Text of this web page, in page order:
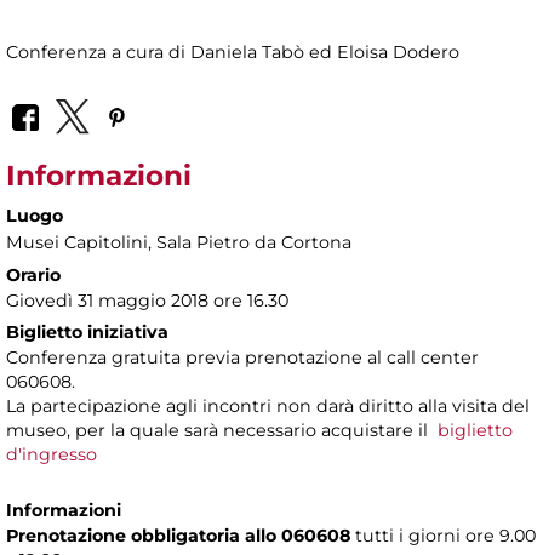
Conferenza a cura di Daniela Tabò ed Eloisa Dodero
Informazioni
Luogo
Musei Capitolini, Sala Pietro da Cortona
Orario
Giovedì 31 maggio 2018 ore 16.30
Biglietto iniziativa
Conferenza gratuita previa prenotazione al call center
060608.
La partecipazione agli incontri non darà diritto alla visita del
museo, per la quale sarà necessario acquistare il biglietto
d'ingresso
Informazioni
Prenotazione obbligatoria allo 060608 tutti i giorni ore 9.00